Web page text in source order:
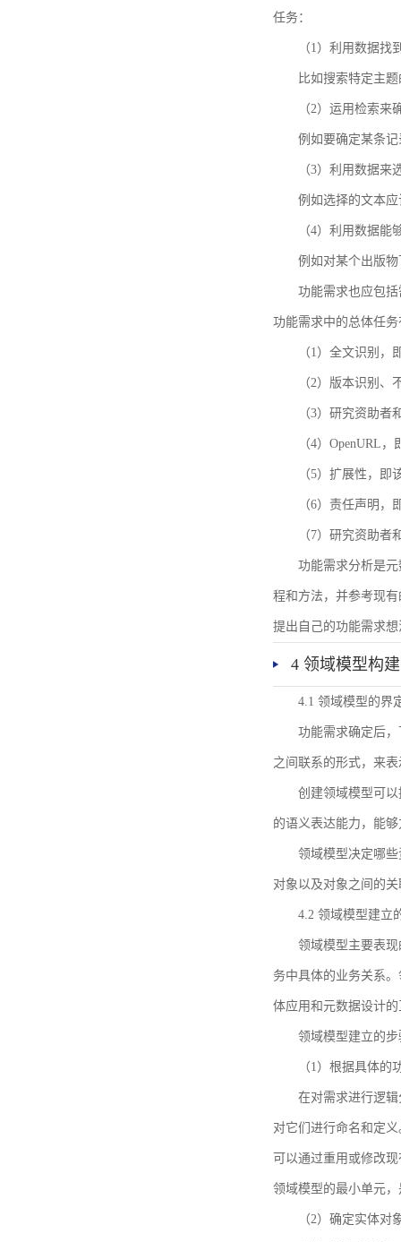
任务：
（1）利用数据找
比如搜索特定主
（2）运用检索来
例如要确定某条
（3）利用数据来
例如选择的文本
（4）利用数据能
例如对某个出版
功能需求也应包括
功能需求中的总体任
（1）全文识别
（2）版本识别、
（3）研究资助者
（4）OpenURL
（5）扩展性，
（6）责任声明，
（7）研究资助
功能需求分析是
程和方法，并参考现
提出自己的功能需求
4 领域模型构建
4.1 领域模型的界
功能需求确定后
之间联系的形式，来
创建领域模型可
的语义表达能力，能
领域模型决定哪
对象以及对象之间的
4.2 领域模型建立
领域模型主要表
务中具体的业务关系
体应用和元数据设计
领域模型建立的
（1）根据具体
在对需求进行逻
对它们进行命名和定
可以通过重用或修改
领域模型的最小单元
（2）确定实体